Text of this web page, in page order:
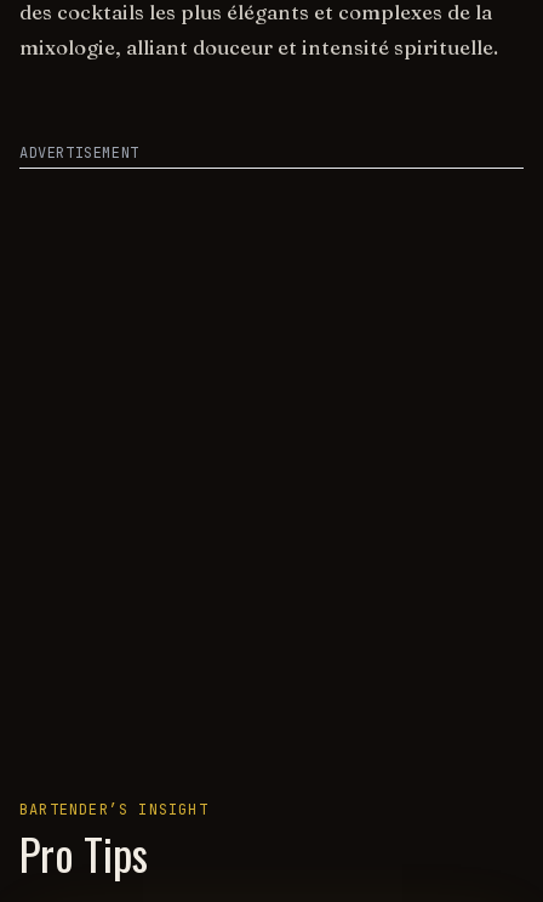
des cocktails les plus élégants et complexes de la
mixologie, alliant douceur et intensité spirituelle.
ADVERTISEMENT
BARTENDER’S INSIGHT
Pro Tips